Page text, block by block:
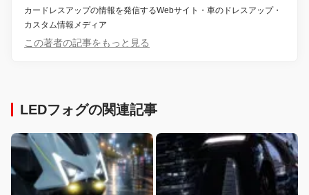
カードレスアップの情報を発信するWebサイト・車のドレスアップ・
カスタム情報メディア
この著者の記事をもっと見る
LEDフォグの関連記事